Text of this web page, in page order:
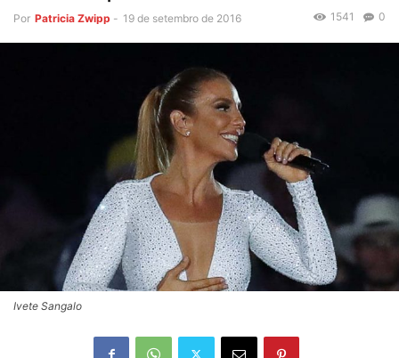
Por Patricia Zwipp - 19 de setembro de 2016 0
1541
Ivete Sangalo